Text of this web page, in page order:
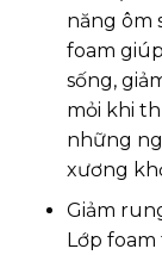
năng ôm
foam
sống,
mỏi khi
những
xương
Giảm
Lớp